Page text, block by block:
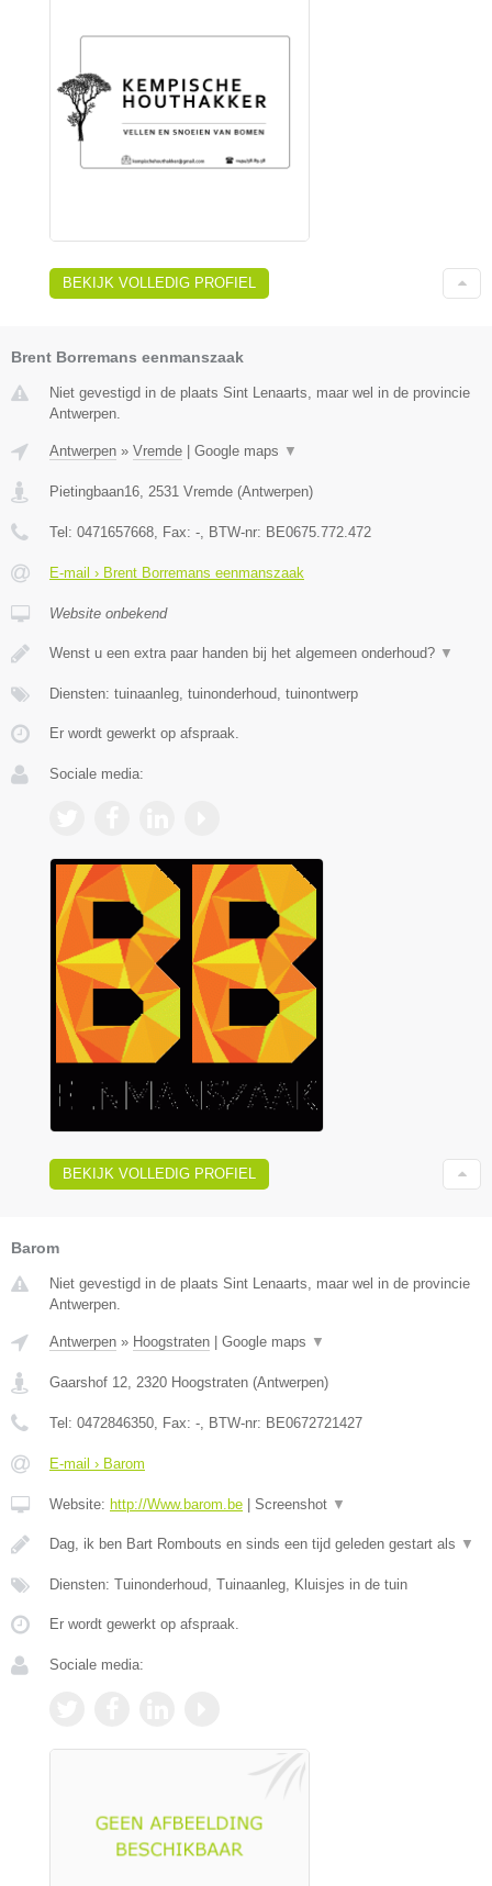
BEKIJK VOLLEDIG PROFIEL
Brent Borremans eenmanszaak
Niet gevestigd in de plaats Sint Lenaarts, maar wel in de provincie
Antwerpen.
Antwerpen » Vremde Google maps ▼
Pietingbaan16 2531 Vremde (Antwerpen)
Tel: 0471657668 , Fax: - , BTW-nr: BE0675.772.472
E-mail › Brent Borremans eenmanszaak
Website onbekend
Wenst u een extra paar handen bij het algemeen onderhoud? ▼
Diensten: tuinaanleg, tuinonderhoud, tuinontwerp
Er wordt gewerkt op afspraak.
Sociale media:
BEKIJK VOLLEDIG PROFIEL
Barom
Niet gevestigd in de plaats Sint Lenaarts, maar wel in de provincie
Antwerpen.
Antwerpen » Hoogstraten Google maps ▼
Gaarshof 12 2320 Hoogstraten (Antwerpen)
Tel: 0472846350 , Fax: - , BTW-nr: BE0672721427
E-mail › Barom
Website: http://Www.barom.be Screenshot ▼
Dag, ik ben Bart Rombouts en sinds een tijd geleden gestart als ▼
Diensten: Tuinonderhoud, Tuinaanleg, Kluisjes in de tuin
Er wordt gewerkt op afspraak.
Sociale media: